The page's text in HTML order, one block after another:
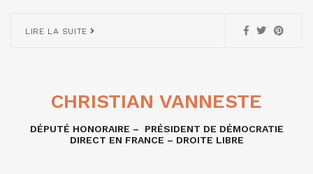
LIRE LA SUITE
CHRISTIAN VANNESTE
DÉPUTÉ HONORAIRE – PRÉSIDENT DE DÉMOCRATIE
DIRECT EN FRANCE – DROITE LIBRE